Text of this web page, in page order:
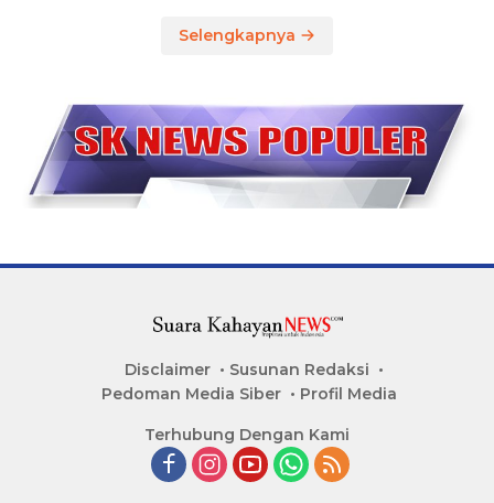
Selengkapnya
Disclaimer
Susunan Redaksi
Pedoman Media Siber
Profil Media
Terhubung Dengan Kami